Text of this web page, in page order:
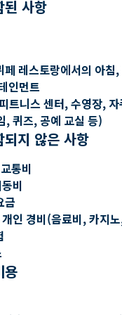
된 사항
페 레스토랑에서의 아침
인먼트
트니스 센터, 수영장,
, 퀴즈, 공예 교실 등)
지 않은 사항
통비
비
금
인 경비(음료비, 카지
용